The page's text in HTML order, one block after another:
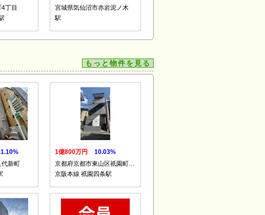
丁目
宮城県気仙沼市赤岩泥ノ木
駅
もっと物件を見る
代新町
1億800万円
10.03%
京都府京都市東山区祇園町…
京阪本線 祇園四条駅